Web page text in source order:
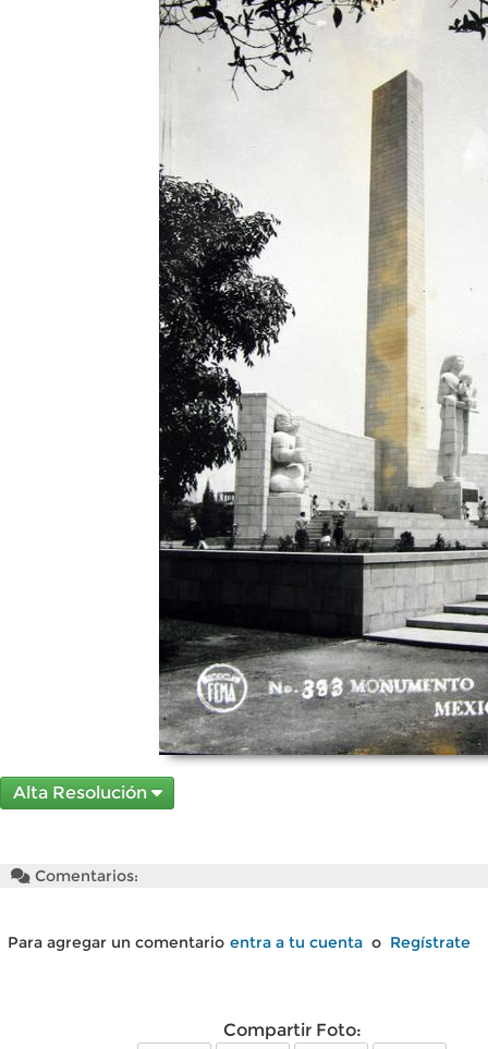
Alta Resolución
Comentarios:
Para agregar un comentario entra a tu cuenta o Regístrate
Compartir Foto: